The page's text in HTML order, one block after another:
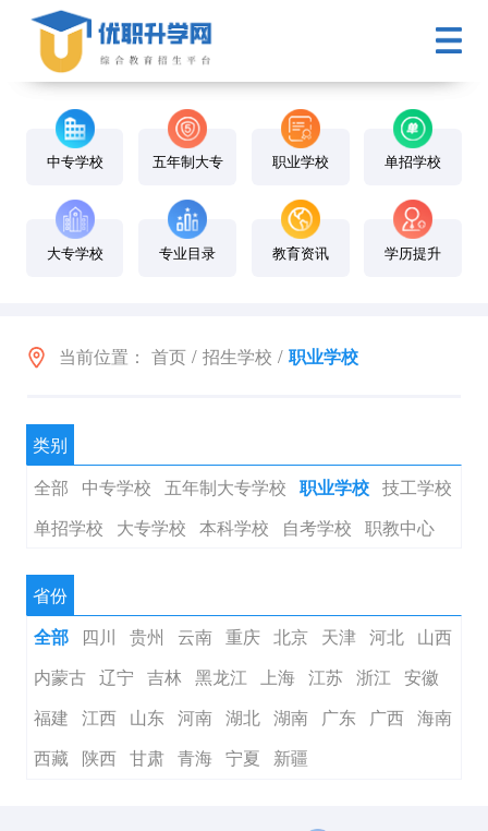
中专学校 五年制大专 职业学校 单招学校
大专学校 专业目录 教育资讯 学历提升
当前位置： 首页/ 招生学校 / 职业学校
类别
全部 中专学校 五年制大专学校 职业学校 技工学校
单招学校 大专学校 本科学校 自考学校 职教中心
省份
全部 四川 贵州 云南 重庆 北京 天津 河北 山西
内蒙古 辽宁 吉林 黑龙江 上海 江苏 浙江 安徽
福建 江西 山东 河南 湖北 湖南 广东 广西 海南
西藏 陕西 甘肃 青海 宁夏 新疆